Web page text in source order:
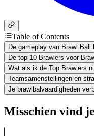
Table of Contents
De gameplay van Brawl Ball
De top 10 Brawlers voor
Wat als ik de Top Brawlers
Teamsamenstellingen en
Je brawlbalvaardigheden
Misschien vind